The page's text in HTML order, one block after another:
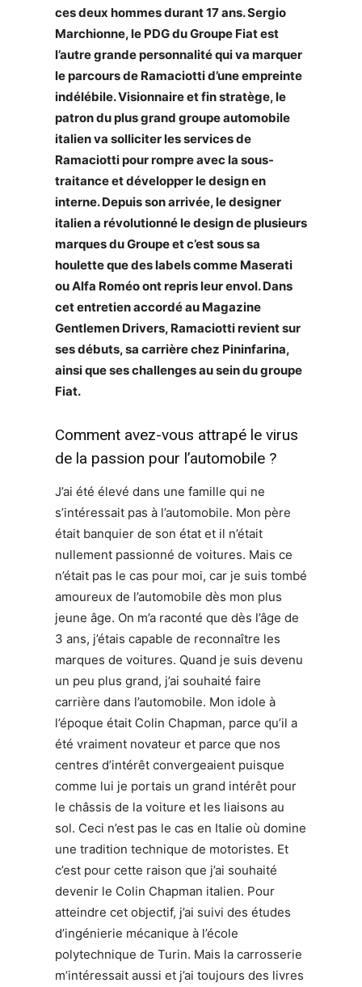
ces deux hommes durant 17 ans. Sergio
Marchionne, le PDG du Groupe Fiat est
l’autre grande personnalité qui va marquer
le parcours de Ramaciotti d’une empreinte
indélébile. Visionnaire et fin stratège, le
patron du plus grand groupe automobile
italien va solliciter les services de
Ramaciotti pour rompre avec la sous-
traitance et développer le design en
interne. Depuis son arrivée, le designer
italien a révolutionné le design de plusieurs
marques du Groupe et c’est sous sa
houlette que des labels comme Maserati
ou Alfa Roméo ont repris leur envol. Dans
cet entretien accordé au Magazine
Gentlemen Drivers, Ramaciotti revient sur
ses débuts, sa carrière chez Pininfarina,
ainsi que ses challenges au sein du groupe
Fiat.
Comment avez-vous attrapé le virus
de la passion pour l’automobile ?
J’ai été élevé dans une famille qui ne
s’intéressait pas à l’automobile. Mon père
était banquier de son état et il n’était
nullement passionné de voitures. Mais ce
n’était pas le cas pour moi, car je suis tombé
amoureux de l’automobile dès mon plus
jeune âge. On m’a raconté que dès l’âge de
3 ans, j’étais capable de reconnaître les
marques de voitures. Quand je suis devenu
un peu plus grand, j’ai souhaité faire
carrière dans l’automobile. Mon idole à
l’époque était Colin Chapman, parce qu’il a
été vraiment novateur et parce que nos
centres d’intérêt convergeaient puisque
comme lui je portais un grand intérêt pour
le châssis de la voiture et les liaisons au
sol. Ceci n’est pas le cas en Italie où domine
une tradition technique de motoristes. Et
c’est pour cette raison que j’ai souhaité
devenir le Colin Chapman italien. Pour
atteindre cet objectif, j’ai suivi des études
d’ingénierie mécanique à l’école
polytechnique de Turin. Mais la carrosserie
m’intéressait aussi et j’ai toujours des livres